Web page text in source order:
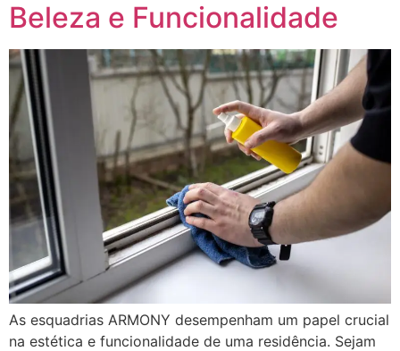
Beleza e Funcionalidade
As esquadrias ARMONY desempenham um papel crucial
na estética e funcionalidade de uma residência. Sejam